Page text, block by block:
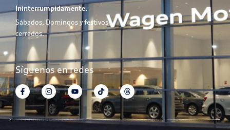
Ininterrumpidamente.
Sábados, Domingos y festivos
cerrados.
Síguenos en redes